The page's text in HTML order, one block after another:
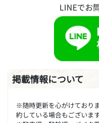
LINEでお
掲載情報について
※随時更新を心がけており
約している場合もございま